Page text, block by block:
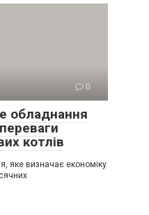
0
обладнання
котлів
яке визначає економіку